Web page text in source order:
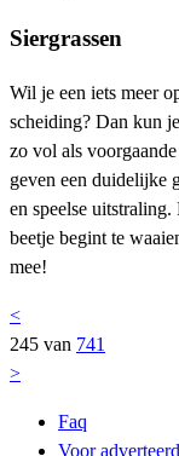
Siergrassen
Wil je een iets meer
scheiding? Dan kun
zo vol als
geven een duidelijke
en speelse
beetje begint te
mee!
<
245 van 741
>
Faq
Voor